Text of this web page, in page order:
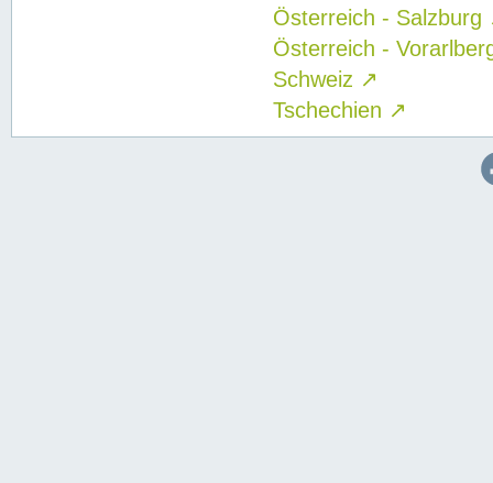
Österreich - Salzburg
Österreich -
Schweiz ↗
Tschechien ↗